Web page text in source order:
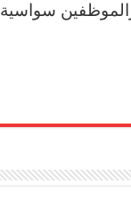
سواسية